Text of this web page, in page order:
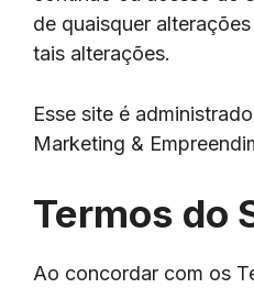
de quaisquer
tais alterações.
Esse site é
Marketing &
Termos do
Ao concordar com os